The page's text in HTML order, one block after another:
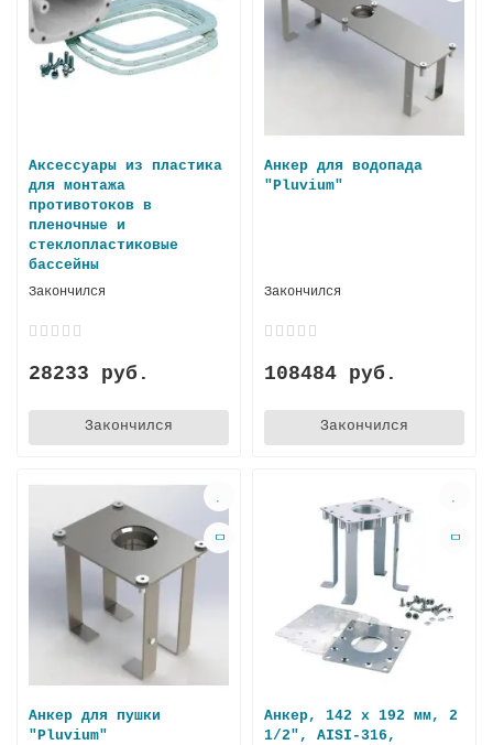
Аксессуары из пластика
для монтажа
противотоков в
пленочные и
стеклопластиковые
бассейны
Закончился
28233 руб.
Закончился
Анкер для водопада
"Pluvium"
Закончился
108484 руб.
Закончился
Анкер для пушки
"Pluvium"
Анкер, 142 x 192 мм, 2
1/2", AISI-316,